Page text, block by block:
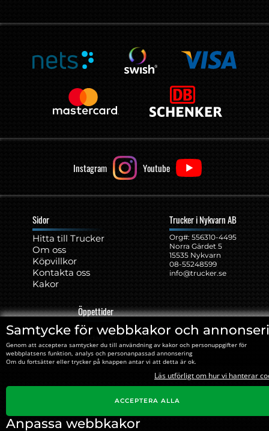
Samtycke för webbkakor och
Genom att acceptera samtycker du till användning av kakor och personuppgifter för
webbplatsens funktion, analys och personanpassad annonsering
Om du fortsätter eller trycker på knappen antar vi att detta är ok.
Läs utförligt om hur vi hanterar
ACCEPTERA ALLA
Anpassa webbkakor
Instagram Youtube
Sidor
Hitta till Trucker
Om oss
Köpvillkor
Kontakta oss
Kakor
Trucker i Nykvarn AB
Org#: ‍556310-4495
Norra Gärdet 5
15535 Nykvarn
08-55248599
info@trucker.se
Öppettider
Måndag - Torsdag: 09:00 - 17:00
Fredag: 09:00 - 15:00
Lunch: 12:00 - 13:15